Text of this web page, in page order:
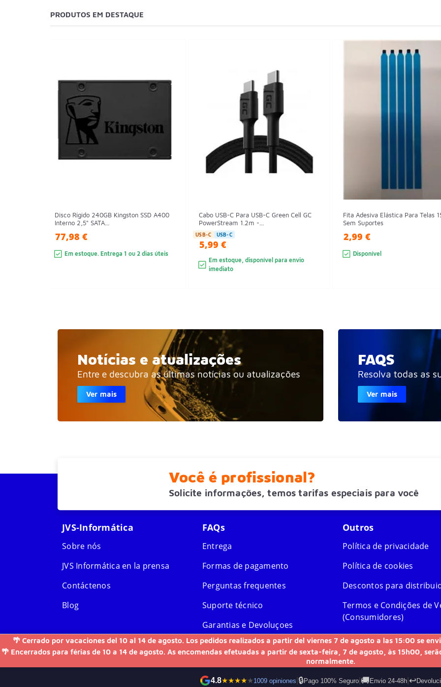
🌴 Cerrado por vacaciones del 10 al 14 de agosto. Los pedidos realizados a partir del viernes 7 de agosto a las 15:00 se
🌴 Encerrados para férias de 10 a 14 de agosto. As encomendas efetuadas a partir de sexta-feira, 7 de agosto, às 15h00,
normalmente.
PRODUTOS EM DESTAQUE
Disco Rígido 240GB Kingston SSD A400
Interno 2,5" SATA...
77,98 €
Em estoque. Entrega 1 ou 2 dias úteis
Cabo USB-C Para USB-C Green Cell GC
PowerStream 1.2m -...
USB-C USB-C
5,99 €
Em estoque, disponível para envio
imediato
Fita Adesiva Elástica Para Telas
Sem Suportes
2,99 €
Disponível
4.8★★★★★1009 opiniones 🔒Pago 100% Seguro 🚚Envio 24-48h ↩️
Notícias e atualizações
Entre e descubra as últimas notícias ou atualizações
Ver mais
FAQS
Resolva todas as
Ver mais
Você é profissional?
Solicite informações, temos tarifas especiais para você
JVS-Informática
Sobre nós
JVS Informática en la prensa
Contáctenos
Blog
FAQs
Entrega
Formas de pagamento
Perguntas frequentes
Suporte técnico
Garantias e Devoluçoes
Solicitar devolução
Outros
Política de privacidade
Política de cookies
Descontos para
Termos e Condições de
(Consumidores)